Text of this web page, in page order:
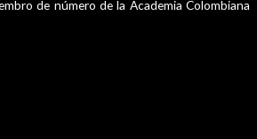
de número de la Academia Colombiana